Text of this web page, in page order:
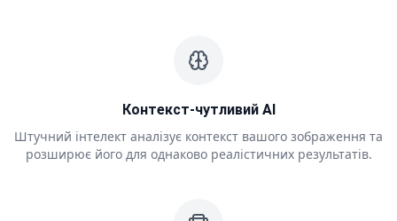
Контекст-чутливий AI
Штучний інтелект аналізує контекст вашого зображення та
розширює його для однаково реалістичних результатів.